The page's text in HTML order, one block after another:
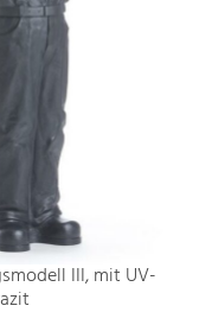
III, mit UV-